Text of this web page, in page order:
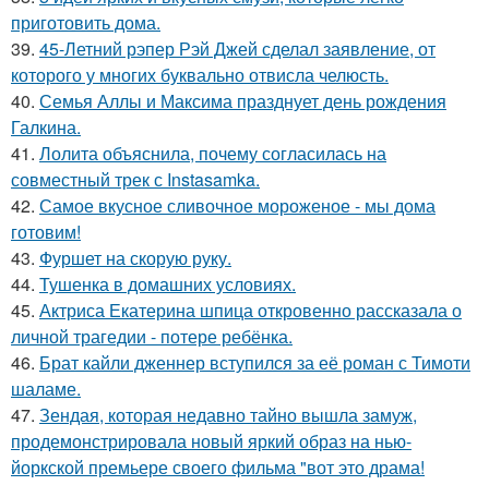
приготовить дома.
39. 45-Летний рэпер Рэй Джей сделал заявление, от
которого у многих буквально отвисла челюсть.
40. Семья Аллы и Максима празднует день рождения
Галкина.
41. Лолита объяснила, почему согласилась на
совместный трек с Instasamka.
42. Самое вкусное сливочное мороженое - мы дома
готовим!
43. Фуршет на скорую руку.
44. Тушенка в домашних условиях.
45. Актриса Екатерина шпица откровенно рассказала о
личной трагедии - потере ребёнка.
46. Брат кайли дженнер вступился за её роман с Тимоти
шаламе.
47. Зендая, которая недавно тайно вышла замуж,
продемонстрировала новый яркий образ на нью-
йоркской премьере своего фильма "вот это драма!